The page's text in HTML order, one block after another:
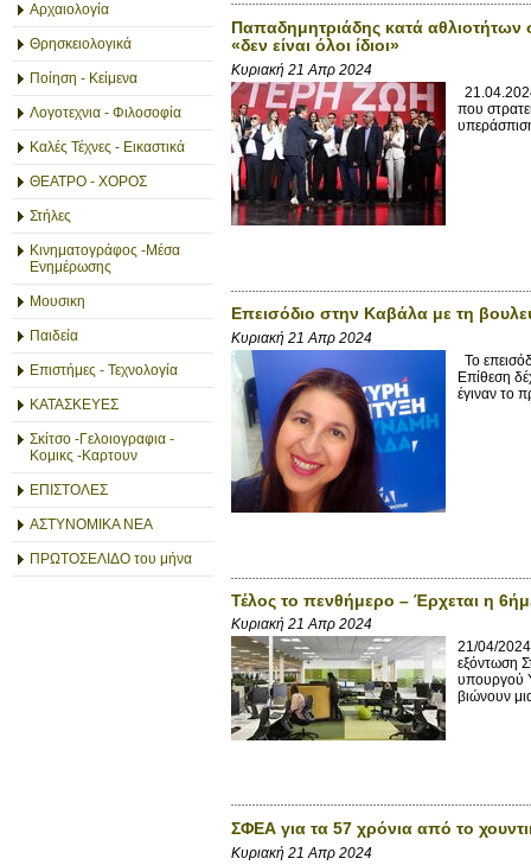
Αρχαιολογία
Θρησκειολογικά
Ποίηση - Κείμενα
Λογοτεχνια - Φιλοσοφία
Καλές Τέχνες - Εικαστικά
ΘΕΑΤΡΟ - ΧΟΡΟΣ
Στήλες
Κινηματογράφος -Μέσα
Ενημέρωσης
Μουσικη
Παιδεία
Επιστήμες - Τεχνολογία
ΚΑΤΑΣΚΕΥΕΣ
Σκίτσο -Γελοιογραφια -
Κομικς -Καρτουν
ΕΠΙΣΤΟΛΕΣ
ΑΣΤΥΝΟΜΙΚΑ ΝΕΑ
ΠΡΩΤΟΣΕΛΙΔΟ του μήνα
Παπαδημητριάδης κατά αθλιοτήτων
«δεν είναι όλοι ίδιοι»
Κυριακή 21 Απρ 2024
που
Επεισόδιο στην Καβάλα με τη
Κυριακή 21 Απρ 2024
Το
Επίθεση
έγιναν το
Τέλος το πενθήμερο – Έρχεται η
Κυριακή 21 Απρ 2024
21/04/
εξόντωση
υπουργού
βιώνουν
ΣΦΕΑ για τα 57 χρόνια από το
Κυριακή 21 Απρ 2024